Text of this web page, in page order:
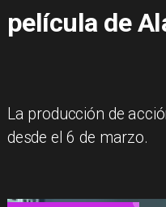
película de
La producción de
desde el 6 de marzo.